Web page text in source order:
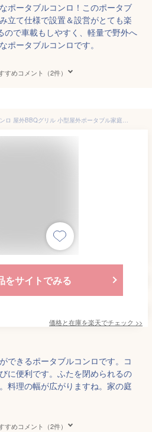
ポータブルコンロ！このポータブ
立て仕様で設置＆設営がとても楽
ので車載もしやすく、軽量で野外へ
ポータブルコンロです。
すめコメント（2件）
バーベキューポータブルコンロ 屋外BBQグリル 小型屋外ポータブル家庭用バーベキューグリル ストーブの周りにお茶を調理する屋外バーベキューストーブ
をサイトでみる
価格と在庫を楽天でチェック >>
できるポータブルコンロです。コ
に便利です。ふたを閉められるの
料理の幅が広がりますね。家の庭
すめコメント（2件）